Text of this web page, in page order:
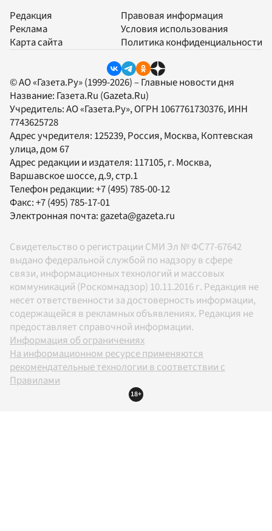
Редакция
Реклама
Карта сайта
Правовая информация
Условия использования
Политика конфиденциальности
© АО «Газета.Ру» (1999-2026) – Главные новости дня
Название: Газета.Ru (Gazeta.Ru)
Учредитель:АО «Газета.Ру», ОГРН 1067761730376, ИНН
7743625728
Адрес учредителя: 125239, Россия, Москва, Коптевская
улица, дом 67
Адрес редакции и издателя: 117105, г. Москва,
Варшавское шоссе, д.9, стр.1
Телефон редакции:+7 (495) 785-00-12
Факс:+7 (495) 785-17-01
Электронная почта:gazeta@gazeta.ru
Свидетельство о регистрации СМИ Эл № ФС77-67642
выдано федеральной службой по надзору в сфере
связи, информационных технологий и массовых
коммуникаций (Роскомнадзор) 10.11.2016 г. Редакция не
несет ответственности за достоверность информации,
содержащейся в рекламных объявлениях. Редакция не
предоставляет справочной информации.
Информация об ограничениях
На информационном ресурсе применяются
рекомендательные технологии в соответствии с
Правилами
18+